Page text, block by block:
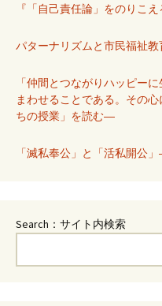
『「自己責任論」をのりこ
パターナリズムと市民福祉教
「仲間とつながりハッピー
まわせることである。その
ちの授業」を読む―
「滅私奉公」と「活私開公
Search：サイト内検索